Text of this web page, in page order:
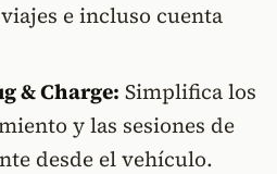
e incluso cuenta
& Charge: Simplifica los
y las sesiones de
desde el vehículo.